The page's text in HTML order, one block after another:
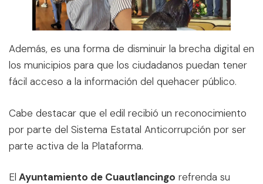
Además, es una forma de disminuir la brecha digital en
los municipios para que los ciudadanos puedan tener
fácil acceso a la información del quehacer público.
Cabe destacar que el edil recibió un reconocimiento
por parte del Sistema Estatal Anticorrupción por ser
parte activa de la Plataforma.
El Ayuntamiento de Cuautlancingo refrenda su